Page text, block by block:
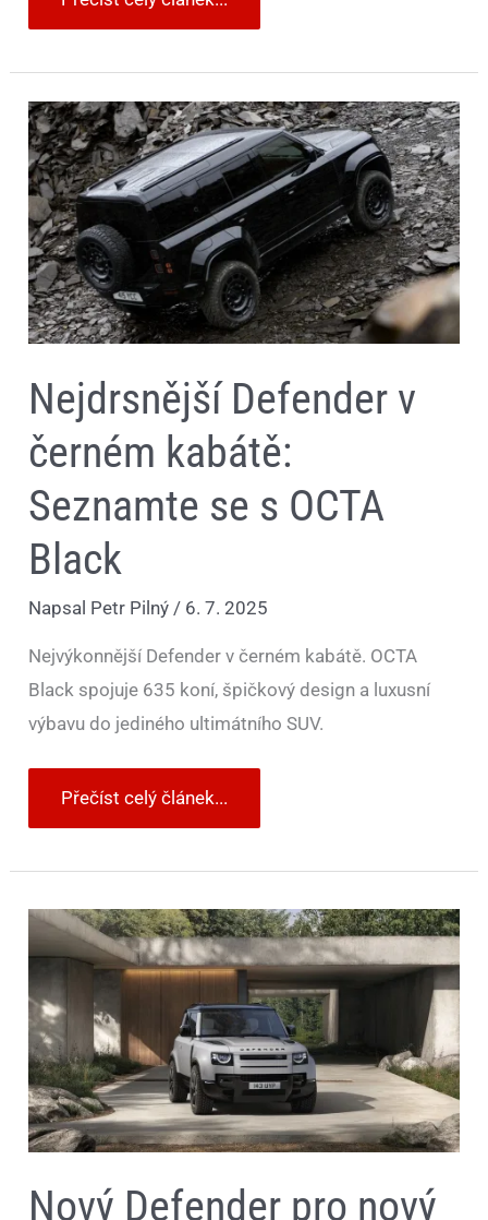
Nejdrsnější Defender v
černém kabátě:
Seznamte se s OCTA
Black
Napsal Petr Pilný / 6. 7. 2025
Nejvýkonnější Defender v černém kabátě. OCTA
Black spojuje 635 koní, špičkový design a luxusní
výbavu do jediného ultimátního SUV.
Nejdrsnější
Defender
v
černém
kabátě:
Seznamte
se
s
OCTA
Black
Přečíst celý článek...
Nový Defender pro nový
Nový
Defender
pro
nový
modelový
rok
představuje.
Má
nové
barvy
karoserie
a
upravený
i
techniku